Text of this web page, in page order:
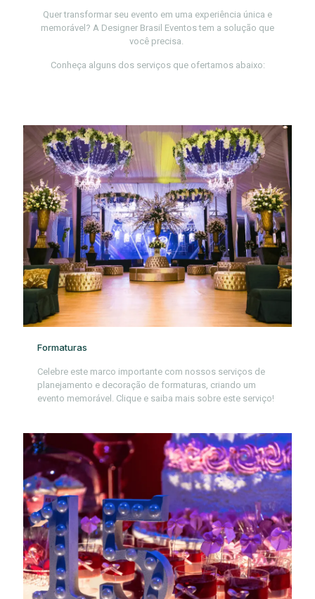
Quer transformar seu evento em uma experiência única e
memorável? A Designer Brasil Eventos tem a solução que
você precisa.
Conheça alguns dos serviços que ofertamos abaixo:
Formaturas
Celebre este marco importante com nossos serviços de
planejamento e decoração de formaturas, criando um
evento memorável. Clique e saiba mais sobre este serviço!